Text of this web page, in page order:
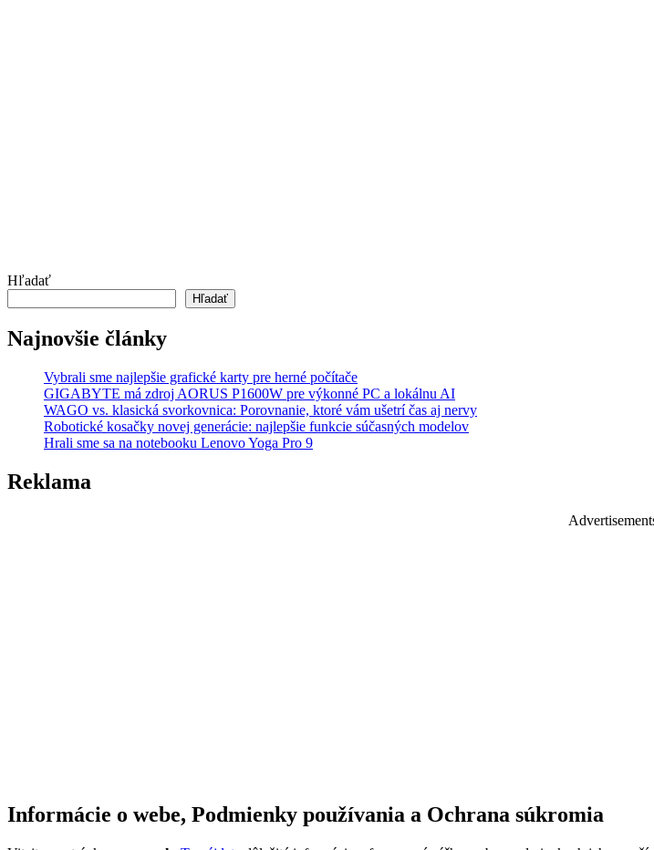
Hľadať
Hľadať
Najnovšie články
Vybrali sme najlepšie grafické karty pre herné počítače
GIGABYTE má zdroj AORUS P1600W pre výkonné PC a lokálnu AI
WAGO vs. klasická svorkovnica: Porovnanie, ktoré vám ušetrí čas aj nervy
Robotické kosačky novej generácie: najlepšie funkcie súčasných modelov
Hrali sme sa na notebooku Lenovo Yoga Pro 9
Reklama
Informácie o webe, Podmienky používania a Ochrana súkromia